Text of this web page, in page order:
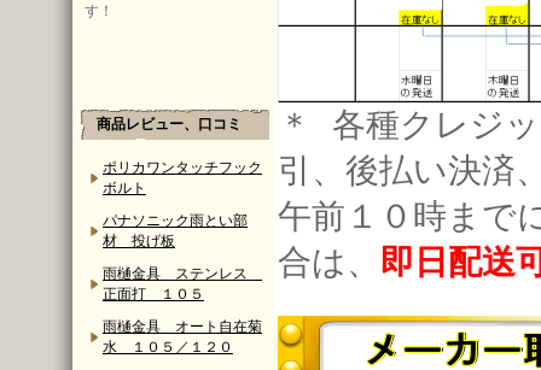
す！
商品レビュー、口コミ
ポリカワンタッチフック
ボルト
パナソニック雨とい部
材 投げ板
雨樋金具 ステンレス
正面打 １０５
雨樋金具 オート自在菊
水 １０５／１２０
＊ 各種クレジ
引、後払い決済
午前１０時まで
合は、 即日配送